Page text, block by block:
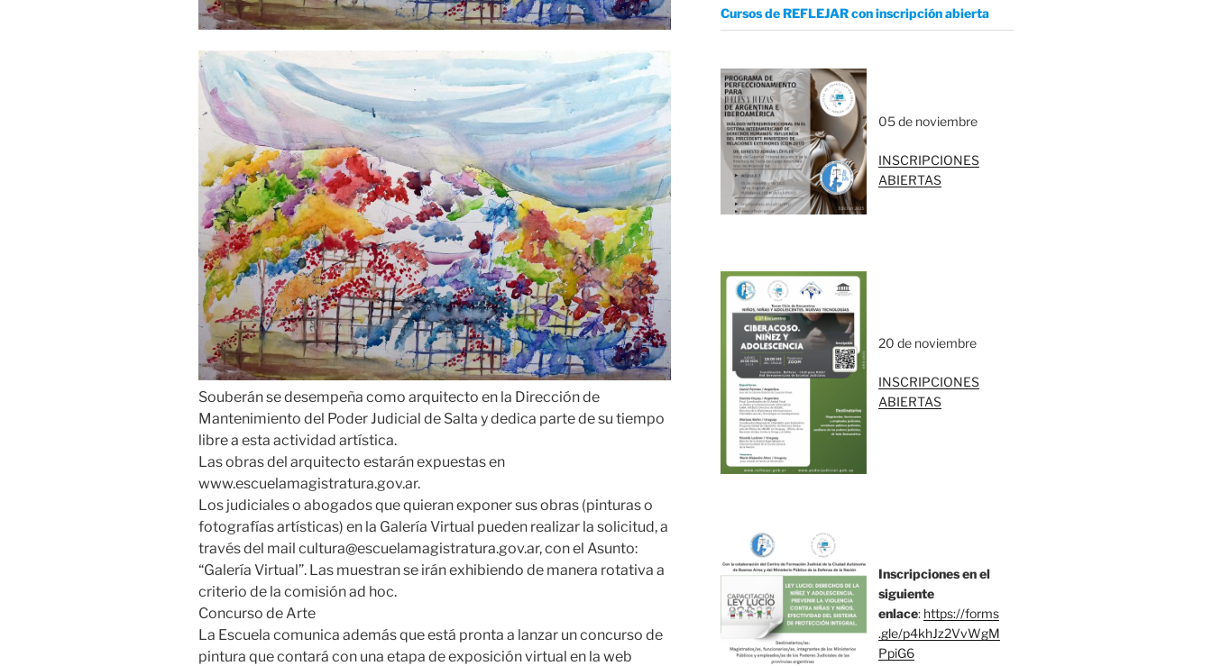
Souberán se desempeña como arquitecto en la Dirección de
Mantenimiento del Poder Judicial de Salta y dedica parte de su tiempo
libre a esta actividad artística.
Las obras del arquitecto estarán expuestas en
www.escuelamagistratura.gov.ar.
Los judiciales o abogados que quieran exponer sus obras (pinturas o
fotografías artísticas) en la Galería Virtual pueden realizar la solicitud, a
través del mail cultura@escuelamagistratura.gov.ar, con el Asunto:
“Galería Virtual”. Las muestran se irán exhibiendo de manera rotativa a
criterio de la comisión ad hoc.
Concurso de Arte
La Escuela comunica además que está pronta a lanzar un concurso de
pintura que contará con una etapa de exposición virtual en la web
Cursos de REFLEJAR con inscripción abierta
05 de noviembre
INSCRIPCIONES
ABIERTAS
20 de noviembre
INSCRIPCIONES
ABIERTAS
Inscripciones en el
siguiente
enlace: https://forms
.gle/p4khJz2VvWgM
PpiG6